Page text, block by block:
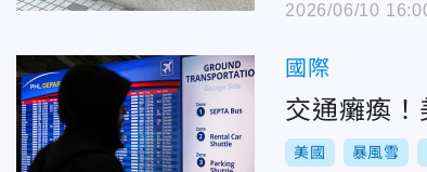
2026/06/10
國際
交通癱瘓
美國 暴風雪